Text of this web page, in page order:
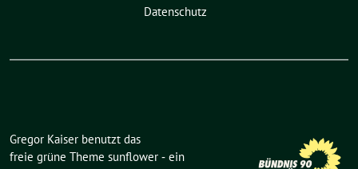
Datenschutz
Gregor Kaiser benutzt das
freie grüne Theme sunflower ‐ ein